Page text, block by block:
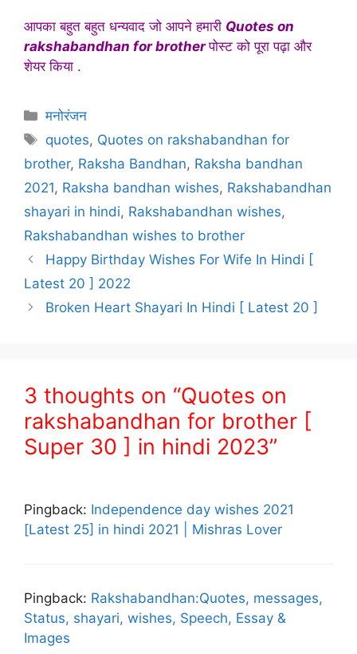
आपका बहुत बहुत धन्यवाद जो आपने हमारी Quotes on
rakshabandhan for brother पोस्ट को पूरा पढ़ा और
शेयर किया .
Categories
मनोरंजन
Tags
quotes, Quotes on rakshabandhan for
brother, Raksha Bandhan, Raksha bandhan
2021, Raksha bandhan wishes, Rakshabandhan
shayari in hindi, Rakshabandhan wishes,
Rakshabandhan wishes to brother
Happy Birthday Wishes For Wife In Hindi [
Latest 20 ] 2022
Broken Heart Shayari In Hindi [ Latest 20 ]
3 thoughts on “Quotes on
rakshabandhan for brother [
Super 30 ] in hindi 2023”
Pingback: Independence day wishes 2021
[Latest 25] in hindi 2021 | Mishras Lover
Pingback: Rakshabandhan:Quotes, messages,
Status, shayari, wishes, Speech, Essay &
Images